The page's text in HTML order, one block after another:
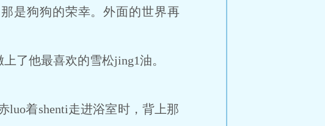
是狗狗的荣幸。外面的世界再
了他最喜欢的雪松jing1油。
着shenti走进浴室时，背上那